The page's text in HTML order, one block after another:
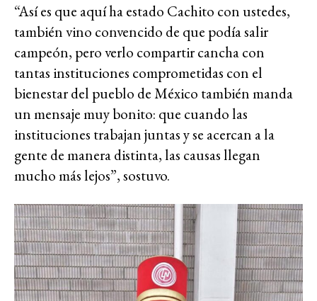
“Así es que aquí ha estado Cachito con ustedes,
también vino convencido de que podía salir
campeón, pero verlo compartir cancha con
tantas instituciones comprometidas con el
bienestar del pueblo de México también manda
un mensaje muy bonito: que cuando las
instituciones trabajan juntas y se acercan a la
gente de manera distinta, las causas llegan
mucho más lejos”, sostuvo.